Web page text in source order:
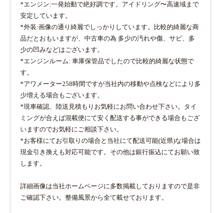
*エンジン:一発始動で絶好調です。アイドリング〜高速域まで
安定しています。
*外装:画像の通り綺麗でしっかりしています。比較的綺麗な商
品だとおもいますが、中古車の為 多少の汚れや傷、サビ、多
少の凹みなどはございます。
*エンジンルーム: 車庫保管品でしたので比較的綺麗な状態で
す。
*アワメーター258時間ですが当社内の移動や点検などにより多
少増える場合もございます。
*現車確認、陸送見積もりお気軽にお問い合わせ下さい。タイ
ミングが合えば混載便にて安く配送する事ができる場合もござ
いますのでお気軽にご相談下さい。
*お客様にてお引取りの場合と当社にて配送可能(近県)な場合は
現金引き換えも対応可能です。その他は銀行振込にてお願い致
します。
詳細画像は当社ホームページに多数掲載しておりますので是非
ご確認下さい。整備風景から全て載せております。